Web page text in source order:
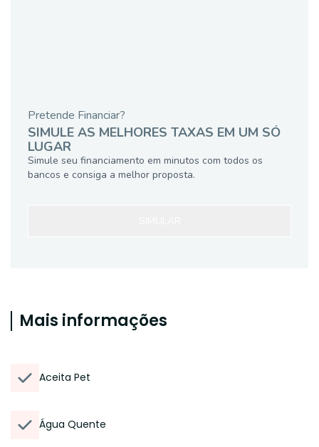
Pretende Financiar?
SIMULE AS MELHORES TAXAS EM UM SÓ
LUGAR
Simule seu financiamento em minutos com todos os
bancos e consiga a melhor proposta.
Mais informações
Aceita Pet
Água Quente